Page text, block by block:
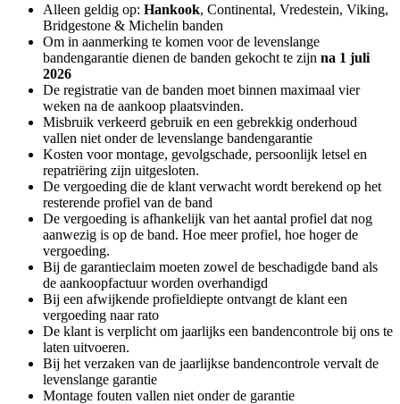
Alleen geldig op: Hankook, Continental, Vredestein, Viking,
Bridgestone & Michelin banden
Om in aanmerking te komen voor de levenslange
bandengarantie dienen de banden gekocht te zijn na 1 juli
2026
De registratie van de banden moet binnen maximaal vier
weken na de aankoop plaatsvinden.
Misbruik verkeerd gebruik en een gebrekkig onderhoud
vallen niet onder de levenslange bandengarantie
Kosten voor montage, gevolgschade, persoonlijk letsel en
repatriëring zijn uitgesloten.
De vergoeding die de klant verwacht wordt berekend op het
resterende profiel van de band
De vergoeding is afhankelijk van het aantal profiel dat nog
aanwezig is op de band. Hoe meer profiel, hoe hoger de
vergoeding.
Bij de garantieclaim moeten zowel de beschadigde band als
de aankoopfactuur worden overhandigd
Bij een afwijkende profieldiepte ontvangt de klant een
vergoeding naar rato
De klant is verplicht om jaarlijks een bandencontrole bij ons te
laten uitvoeren.
Bij het verzaken van de jaarlijkse bandencontrole vervalt de
levenslange garantie
Montage fouten vallen niet onder de garantie